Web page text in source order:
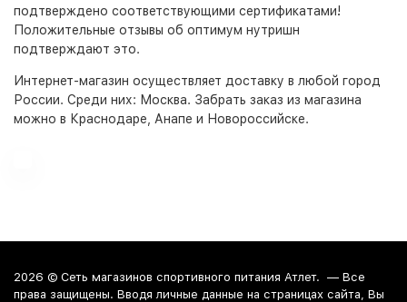
подтверждено соответствующими сертификатами!
Положительные отзывы об оптимум нутришн
подтверждают это.
Интернет-магазин осуществляет доставку в любой город
России. Среди них: Москва. Забрать заказ из магазина
можно в Краснодаре, Анапе и Новороссийске.
2026 © Сеть магазинов спортивного питания Атлет. — Все
права защищены. Вводя личные данные на страницах сайта, Вы